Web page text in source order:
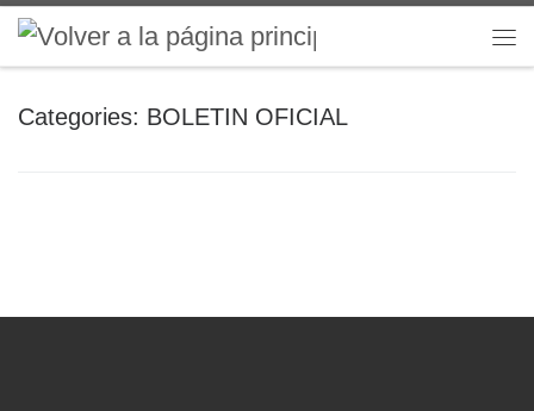
Saltar al contenido
Categories: BOLETIN OFICIAL